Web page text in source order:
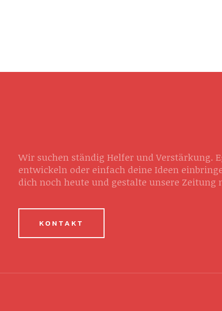
Wir suchen ständig Helfer und Verstärkung.
entwickeln oder einfach deine Ideen
dich noch heute und gestalte unsere Zeitung
KONTAKT